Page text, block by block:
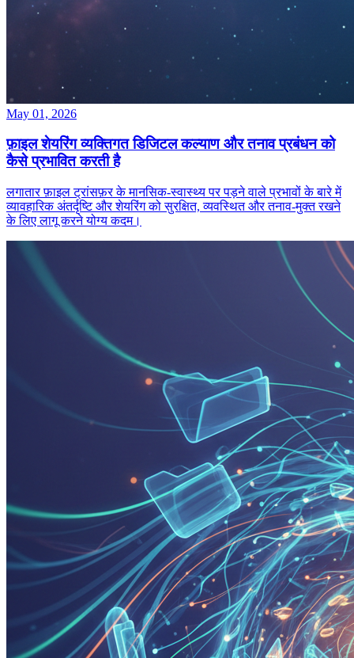
May 01, 2026
फ़ाइल शेयरिंग व्यक्तिगत डिजिटल कल्याण और तनाव प्रबंधन को
कैसे प्रभावित करती है
लगातार फ़ाइल ट्रांसफ़र के मानसिक‑स्वास्थ्य पर पड़ने वाले प्रभावों के बारे में
व्यावहारिक अंतर्दृष्टि और शेयरिंग को सुरक्षित, व्यवस्थित और तनाव‑मुक्त रखने
के लिए लागू करने योग्य कदम।